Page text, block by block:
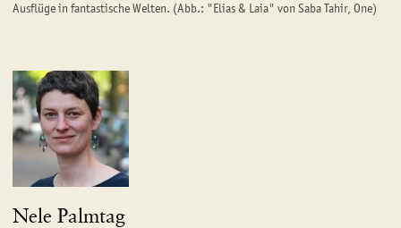
Ausflüge in fantastische Welten. (Abb.: "Elias & Laia" von Saba Tahir, One)
Nele Palmtag